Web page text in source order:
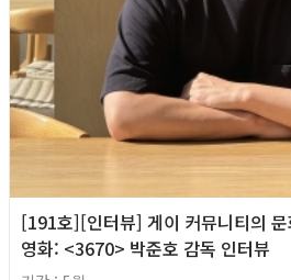
[191호][인터뷰] 게이 커뮤니티의
영화: <3670> 박준호 감독 인터뷰